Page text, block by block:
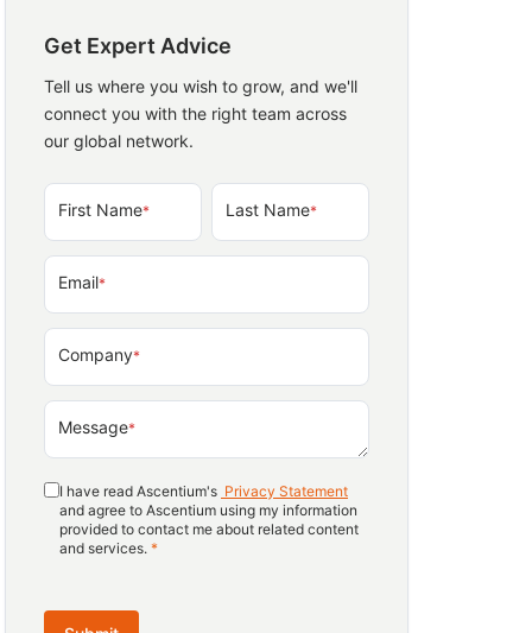
Get Expert Advice
Tell us where you wish to grow, and we'll
connect you with the right team across
our global network.
First Name* Last Name*
Email*
Company*
Message*
I have read Ascentium's Privacy Statement
and agree to Ascentium using my information
provided to contact me about related content
and services. *